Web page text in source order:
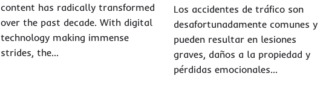
content has radically transformed
over the past decade. With digital
technology making immense
strides, the…
Los accidentes de tráfico son
desafortunadamente comunes y
pueden resultar en lesiones
graves, daños a la propiedad y
pérdidas emocionales…